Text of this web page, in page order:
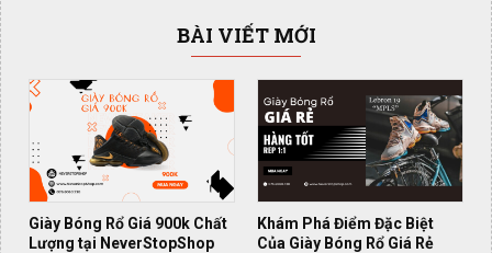
BÀI VIẾT MỚI
Giày Bóng Rổ Giá 900k Chất
Lượng tại NeverStopShop
Khám Phá Điểm Đặc Biệt
Của Giày Bóng Rổ Giá Rẻ